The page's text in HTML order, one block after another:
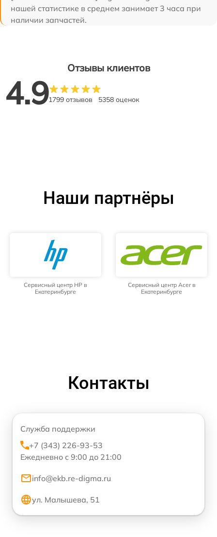
нашей статистике в среднем занимает 3 часа при
наличии запчастей.
Отзывы клиентов
4.91799 отзывов 5358 оценок
Наши партнёры
Сервисный центр HP в
Екатеринбурге
Сервисный центр Acer в
Екатеринбурге
Контакты
Служба поддержки
+7 (343) 226-93-53
Ежедневно с 9:00 до 21:00
info@ekb.re-digma.ru
ул. Малышева, 51